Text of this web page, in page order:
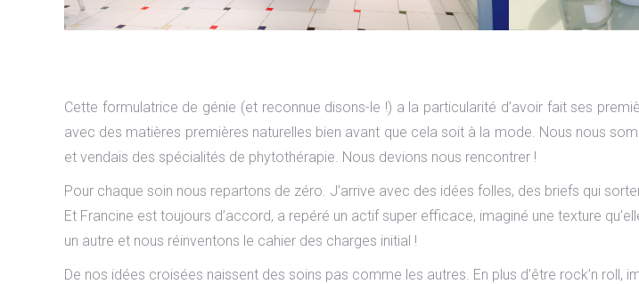
Cette formulatrice de génie (et reconnue disons-le !) a la particularité d’avoir fait ses
avec des matières premières naturelles bien avant que cela soit à la mode. Nous nous
et vendais des spécialités de phytothérapie. Nous devions nous rencontrer !
Pour chaque soin nous repartons de zéro. J’arrive avec des idées folles, des briefs qui
Et Francine est toujours d’accord, a repéré un actif super efficace, imaginé une texture
un autre et nous réinventons le cahier des charges initial !
De nos idées croisées naissent des soins pas comme les autres. En plus d’être rock’n